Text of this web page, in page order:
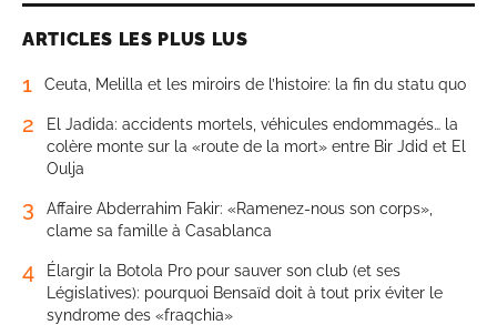
ARTICLES LES PLUS LUS
1 Ceuta, Melilla et les miroirs de l’histoire: la fin du statu quo
2
El Jadida: accidents mortels, véhicules endommagés… la
colère monte sur la «route de la mort» entre Bir Jdid et El
Oulja
3
Affaire Abderrahim Fakir: «Ramenez-nous son corps»,
clame sa famille à Casablanca
4
Élargir la Botola Pro pour sauver son club (et ses
Législatives): pourquoi Bensaïd doit à tout prix éviter le
syndrome des «fraqchia»